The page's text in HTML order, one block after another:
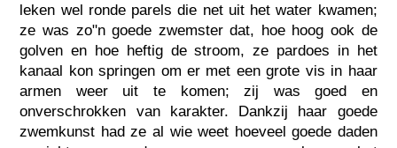
leken wel ronde parels die net uit het water kwamen;
ze was zo"n goede zwemster dat, hoe hoog ook de
golven en hoe heftig de stroom, ze pardoes in het
kanaal kon springen om er met een grote vis in haar
armen weer uit te komen; zij was goed en
onverschrokken van karakter. Dankzij haar goede
zwemkunst had ze al wie weet hoeveel goede daden